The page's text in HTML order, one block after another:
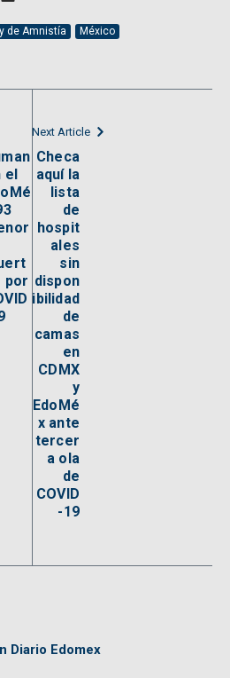
de Amnistía México
el
por
Next Article
Checa
aquí la
lista
de
hospit
ales
sin
dispon
ibilidad
de
camas
en
CDMX
y
EdoMé
x ante
tercer
a ola
de
COVID
-19
Diario Edomex